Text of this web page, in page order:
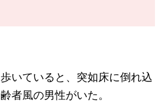
いていると、突如床に倒れ込
者風の男性がいた。